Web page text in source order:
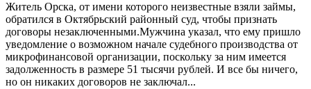
Житель Орска, от имени которого неизвестные взяли займы,
обратился в Октябрьский районный суд, чтобы признать
договоры незаключенными.Мужчина указал, что ему пришло
уведомление о возможном начале судебного производства от
микрофинансовой организации, поскольку за ним имеется
задолженность в размере 51 тысячи рублей. И все бы ничего,
но он никаких договоров не заключал...